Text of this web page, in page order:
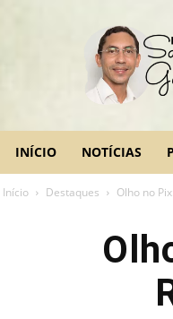
Sandro
INÍCIO NOTÍCIAS
Início Destaques Olho no